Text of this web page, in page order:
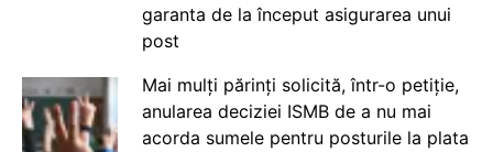
garanta de la început asigurarea unui
post
Mai mulți părinți solicită, într-o petiție,
anularea deciziei ISMB de a nu mai
acorda sumele pentru posturile la plata